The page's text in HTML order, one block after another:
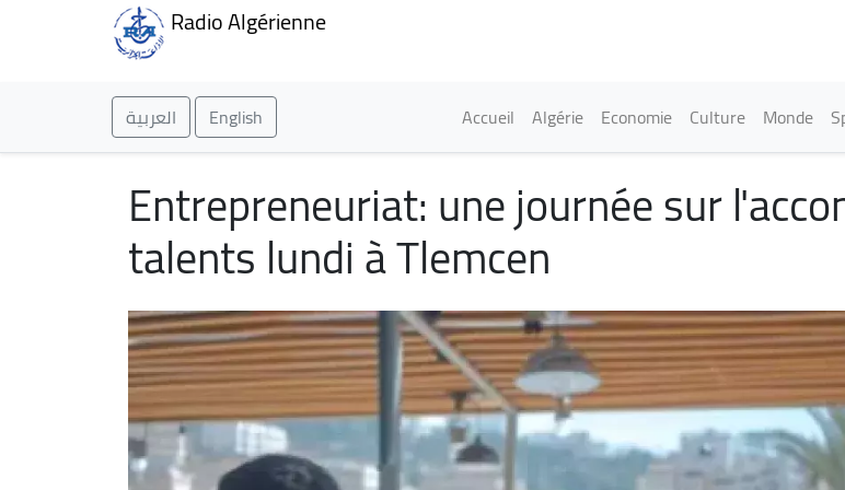
Radio Algérienne
العربية English Main navigation
Accueil Algérie Economie Culture Monde
Entrepreneuriat: une journée sur
talents lundi à Tlemcen